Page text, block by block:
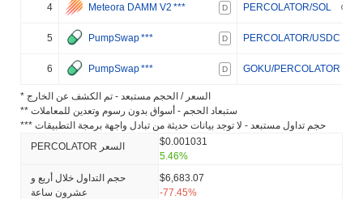
4 Meteora DAMM V2 *** D PERCOLATOR/SOL
5 PumpSwap*** D PERCOLATOR/USDC
6 PumpSwap*** D GOKU/PERCOLATOR
* السعر / الحجم مستبعد - تم الكشف عن الخارج
** ستبعاد الحجم - أسواق بدون رسوم وتعدين للمعاملات
*** حجم تداول مستبعد - لا توجد بيانات حديثة من تبادل واجهة برمجة التطبيقات
PERCOLATOR السعر
$0.001031
5.46%
حجم التداول خلال أربع و
عشرون ساعة
$6,683.07
-77.45%